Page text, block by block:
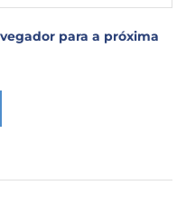
para a próxima